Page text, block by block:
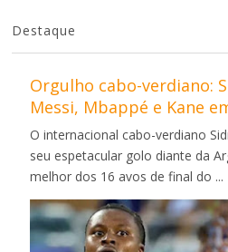
Destaque
Orgulho cabo-verdiano:
Messi, Mbappé e Kane
O internacional cabo-verdiano
seu espetacular golo diante da
melhor dos 16 avos de final do ...